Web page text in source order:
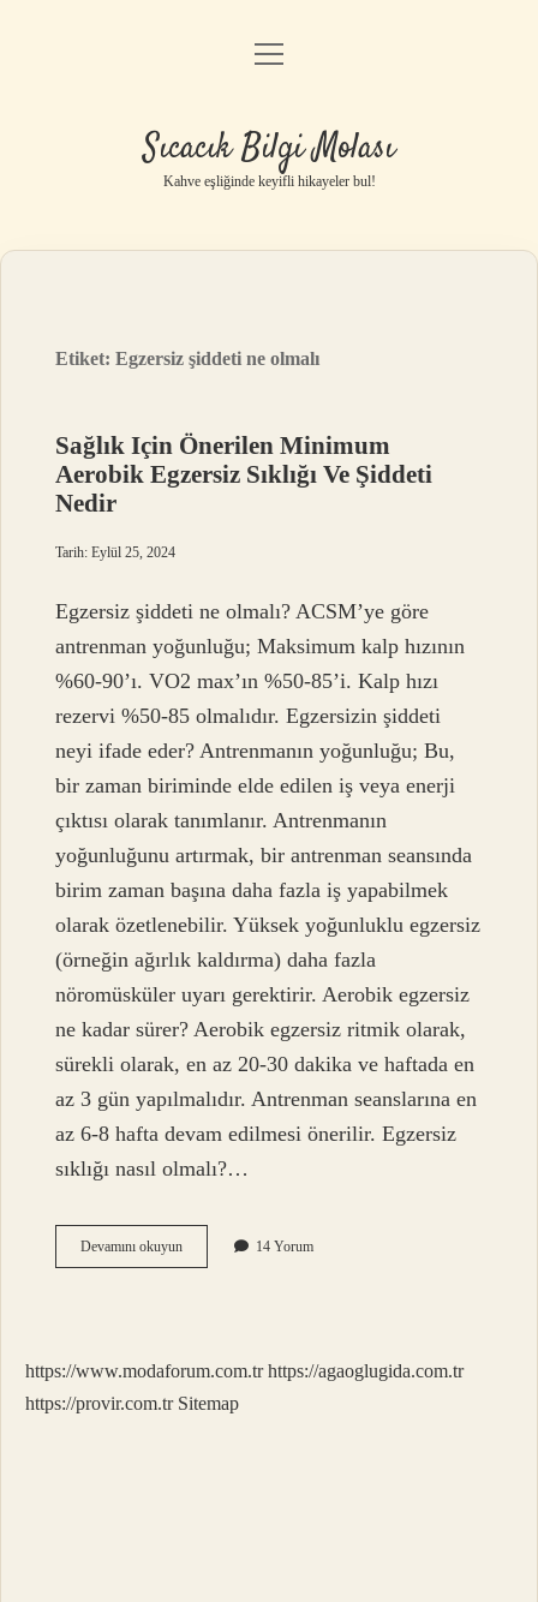
Anasayfa
Yasal Uyarı
menüyü
Sıcacık Bilgi Molası
Kahve eşliğinde keyifli hikayeler bul!
Etiket:Egzersiz şiddeti ne olmalı
Sağlık Için Önerilen Minimum
Aerobik Egzersiz Sıklığı Ve Şiddeti
Nedir
Tarih: Eylül 25, 2024
Egzersiz şiddeti ne olmalı? ACSM’ye göre
antrenman yoğunluğu; Maksimum kalp hızının
%60-90’ı. VO2 max’ın %50-85’i. Kalp hızı
rezervi %50-85 olmalıdır. Egzersizin şiddeti
neyi ifade eder? Antrenmanın yoğunluğu; Bu,
bir zaman biriminde elde edilen iş veya enerji
çıktısı olarak tanımlanır. Antrenmanın
yoğunluğunu artırmak, bir antrenman seansında
birim zaman başına daha fazla iş yapabilmek
olarak özetlenebilir. Yüksek yoğunluklu egzersiz
(örneğin ağırlık kaldırma) daha fazla
nöromüsküler uyarı gerektirir. Aerobik egzersiz
ne kadar sürer? Aerobik egzersiz ritmik olarak,
sürekli olarak, en az 20-30 dakika ve haftada en
az 3 gün yapılmalıdır. Antrenman seanslarına en
az 6-8 hafta devam edilmesi önerilir. Egzersiz
sıklığı nasıl olmalı?…
Devamını okuyunSağlık
Için
Sıklığı
Ve
14 Yorum
https://www.modaforum.com.tr https://agaoglugida.com.tr
https://provir.com.tr Sitemap